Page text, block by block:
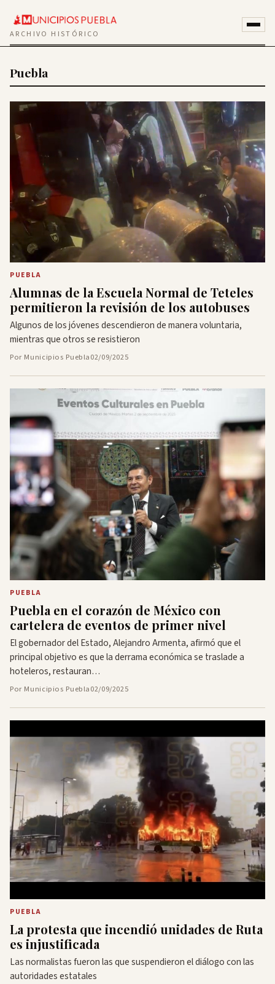
ARCHIVO HISTÓRICO
Puebla
PUEBLA
Alumnas de la Escuela Normal de Teteles
permitieron la revisión de los autobuses
Algunos de los jóvenes descendieron de manera voluntaria,
mientras que otros se resistieron
Por Municipios Puebla02/09/2025
PUEBLA
Puebla en el corazón de México con
cartelera de eventos de primer nivel
El gobernador del Estado, Alejandro Armenta, afirmó que el
principal objetivo es que la derrama económica se traslade a
hoteleros, restauran…
Por Municipios Puebla02/09/2025
PUEBLA
La protesta que incendió unidades de Ruta
es injustificada
Las normalistas fueron las que suspendieron el diálogo con las
autoridades estatales